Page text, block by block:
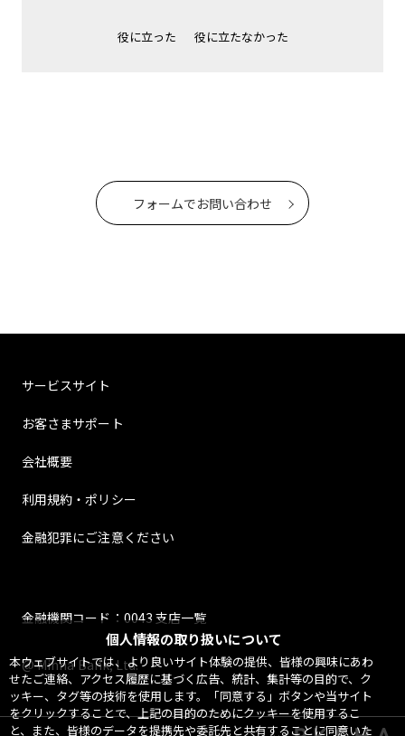
個人情報の取り扱いについて
本ウェブサイトでは、より良いサイト体験の提供、皆様の興味にあわ
せたご連絡、アクセス履歴に基づく広告、統計、集計等の目的で、ク
ッキー、タグ等の技術を使用します。「同意する」ボタンや当サイト
をクリックすることで、上記の目的のためにクッキーを使用するこ
と、また、皆様のデータを提携先や委託先と共有することに同意いた
役に立った 役に立たなかった
フォームでお問い合わせ
サービスサイト
お客さまサポート
会社概要
利用規約・ポリシー
金融犯罪にご注意ください
金融機関コード：0043 支店一覧
@ Minna Bank, Ltd.